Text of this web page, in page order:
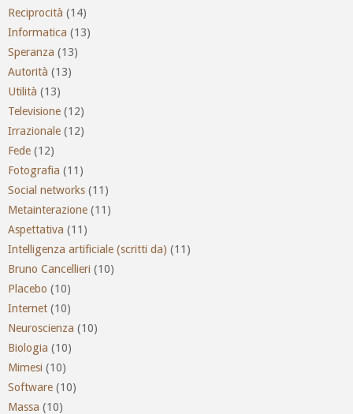
Reciprocità (14)
Informatica (13)
Speranza (13)
Autorità (13)
Utilità (13)
Televisione (12)
Irrazionale (12)
Fede (12)
Fotografia (11)
Social networks (11)
Metainterazione (11)
Aspettativa (11)
Intelligenza artificiale (scritti da) (11)
Bruno Cancellieri (10)
Placebo (10)
Internet (10)
Neuroscienza (10)
Biologia (10)
Mimesi (10)
Software (10)
Massa (10)